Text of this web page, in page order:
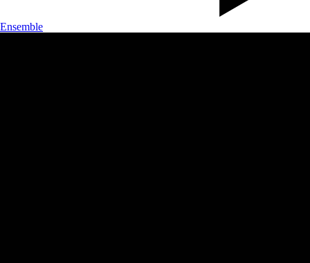
Ensemble